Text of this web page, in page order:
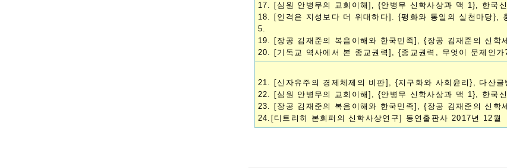
17. [심원 안병무의 교회이해], {안병무 신학사상과 맥 1}, 한국
18. [인격은 지성보다 더 위대하다]. {평화와 통일의 실천마
5.
19. [장공 김재준의 복음이해와 한국민족], {장공 김재준의 신
20. [기독교 역사에서 본 종교권력], {종교권력, 무엇이 문제인
21. [신자유주의 경제체제의 비판], {지구화와 사회윤리}, 다산
22. [심원 안병무의 교회이해], {안병무 신학사상과 맥 1}, 한국
23. [장공 김재준의 복음이해와 한국민족], {장공 김재준의 신학
24.[디트리히 본회퍼의 신학사상연구] 동연출판사 2017년 12월